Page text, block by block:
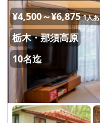
¥4,500～¥6,875 1人
栃木・那須高原
10名迄